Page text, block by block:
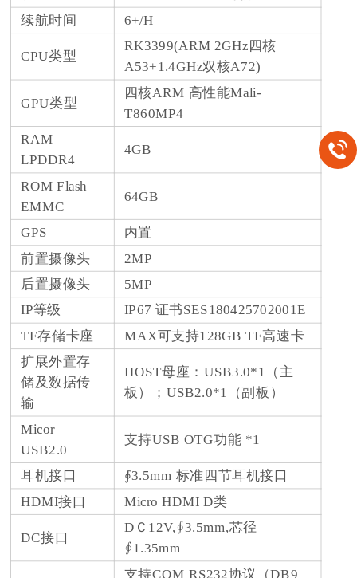
续航时间
6+/H
CPU类型
RK3399(ARM 2GHz四核
A53+1.4GHz双核A72)
GPU类型
四核ARM 高性能Mali-
T860MP4
RAM
LPDDR4
4GB
ROM Flash
EMMC
64GB
GPS
内置
前置摄像头
2MP
后置摄像头
5MP
IP等级
IP67 证书SES180425702001E
TF存储卡座
MAX可支持128GB TF高速卡
扩展外置存
储及数据传
输
HOST母座：USB3.0*1（主
板）；USB2.0*1（副板）
Micor
USB2.0
支持USB OTG功能 *1
耳机接口
∮3.5mm 标准四节耳机接口
HDMI接口
Micro HDMI D类
DC接口
DＣ12V,∮3.5mm,芯径
∮1.35mm
支持COM RS232协议（DB9